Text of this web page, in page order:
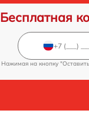
Бесплатная
Нажимая на кнопку